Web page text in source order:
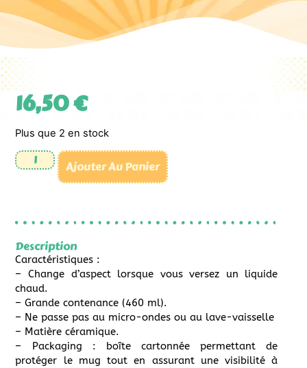
16,50€
Plus que 2 en stock
Ajouter Au Panier
Description
Caractéristiques :
– Change d’aspect lorsque vous versez un liquide
chaud.
– Grande contenance (460 ml).
– Ne passe pas au micro-ondes ou au lave-vaisselle
– Matière céramique.
– Packaging : boîte cartonnée permettant de
protéger le mug tout en assurant une visibilité à